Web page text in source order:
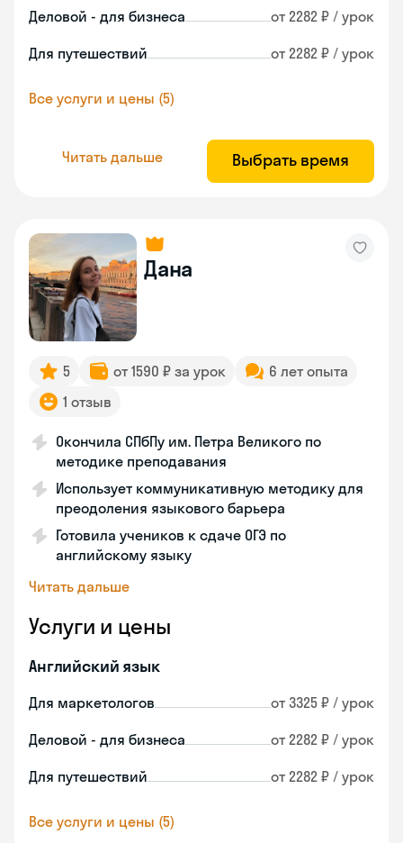
Деловой - для бизнеса от 2282 ₽ / урок
Для путешествий от 2282 ₽ / урок
Все услуги и цены (5)
Читать дальше Выбрать время
Дана
5 от 1590 ₽ за урок
6 лет опыта
1 отзыв
Окончила СПбПу им. Петра Великого по
методике преподавания
Использует коммуникативную методику для
преодоления языкового барьера
Готовила учеников к сдаче ОГЭ по
английскому языку
Читать дальше
Услуги и цены
Английский язык
Для маркетологов от 3325 ₽ / урок
Деловой - для бизнеса от 2282 ₽ / урок
Для путешествий от 2282 ₽ / урок
Все услуги и цены (5)